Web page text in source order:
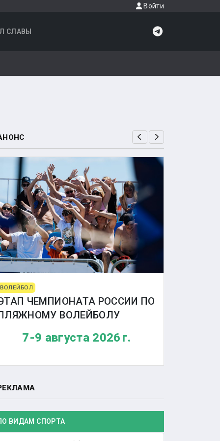
Войти
СЛАВЫ
ВОЛЕЙБОЛ
ЧЕМПИОНАТА РОССИИ ПО
ВОЛЕЙБОЛУ
7-9 августа 2026 г.
ВИДАМ СПОРТА